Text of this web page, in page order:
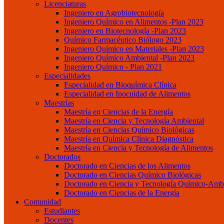
Licenciaturas
Ingeniero en Agrobiotecnología
Ingeniero Químico en Alimentos -Plan 2023
Ingeniero en Biotecnología -Plan 2023
Químico Farmacéutico Biólogo 2023
Ingeniero Químico en Materiales -Plan 2023
Ingeniero Químico Ambiental -Plan 2023
Ingeniero Químico - Plan 2021
Especialidades
Especialidad en Bioquímica Clínica
Especialidad en Inocuidad de Alimentos
Maestrías
Maestría en Ciencias de la Energía
Maestría en Ciencia y Tecnología Ambiental
Maestría en Ciencias Químico Biológicas
Maestría en Química Clínica Diagnóstica
Maestría en Ciencia y Tecnología de Alimentos
Doctorados
Doctorado en Ciencias de los Alimentos
Doctorado en Ciencias Químico Biológicas
Doctorado en Ciencia y Tecnología Químico-
Doctorado en Ciencias de la Energía
Comunidad
Estudiantes
Docentes